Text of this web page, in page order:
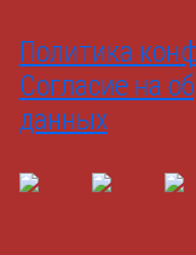
Политика
Согласие на
данных